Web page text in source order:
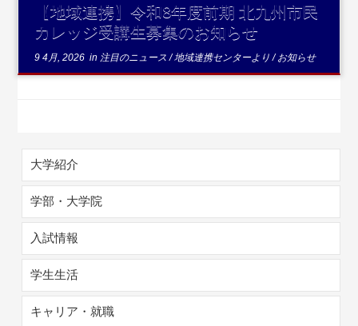
【地域連携】令和8年度前期 北九州市民
カレッジ受講生募集のお知らせ
9 4月, 2026 in 注目のニュース/地域連携センターより/お知らせ
大学紹介
学部・大学院
入試情報
学生生活
キャリア・就職